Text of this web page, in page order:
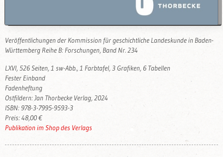
Veröffentlichungen der Kommission für geschichtliche Landeskunde in Baden-
Württemberg Reihe B: Forschungen, Band Nr. 234
LXVI, 526 Seiten, 1 sw-Abb., 1 Farbtafel, 3 Grafiken, 6 Tabellen
Fester Einband
Fadenheftung
Ostfildern: Jan Thorbecke Verlag, 2024
ISBN: 978-3-7995-9593-3
Preis: 48,00 €
Publikation im Shop des Verlags